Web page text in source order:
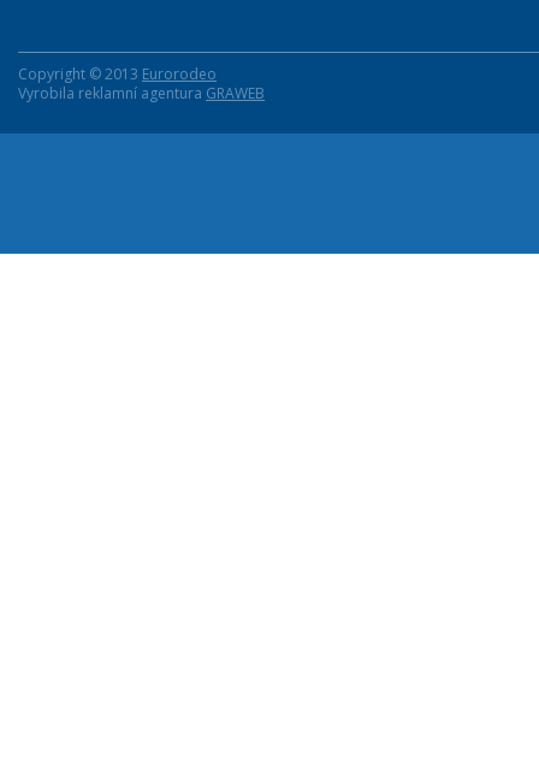
Copyright © 2013 Eurorodeo
Vyrobila reklamní agentura GRAWEB